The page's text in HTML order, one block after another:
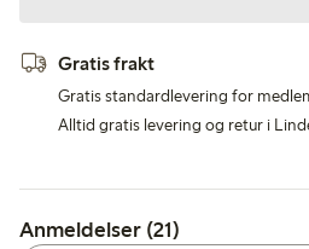
Gratis frakt
Gratis standardlevering for
Alltid gratis levering og retur i
Anmeldelser (21)